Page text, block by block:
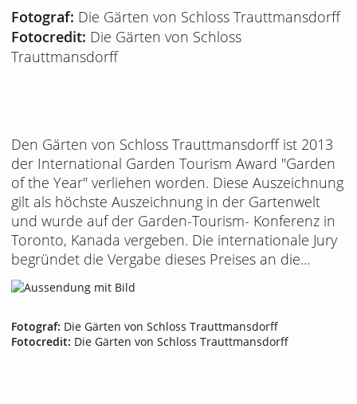
Fotograf: Die Gärten von Schloss Trauttmansdorff
Fotocredit: Die Gärten von Schloss
Trauttmansdorff
Den Gärten von Schloss Trauttmansdorff ist 2013
der International Garden Tourism Award "Garden
of the Year" verliehen worden. Diese Auszeichnung
gilt als höchste Auszeichnung in der Gartenwelt
und wurde auf der Garden-Tourism- Konferenz in
Toronto, Kanada vergeben. Die internationale Jury
begründet die Vergabe dieses Preises an die...
Fotograf: Die Gärten von Schloss Trauttmansdorff
Fotocredit: Die Gärten von Schloss Trauttmansdorff